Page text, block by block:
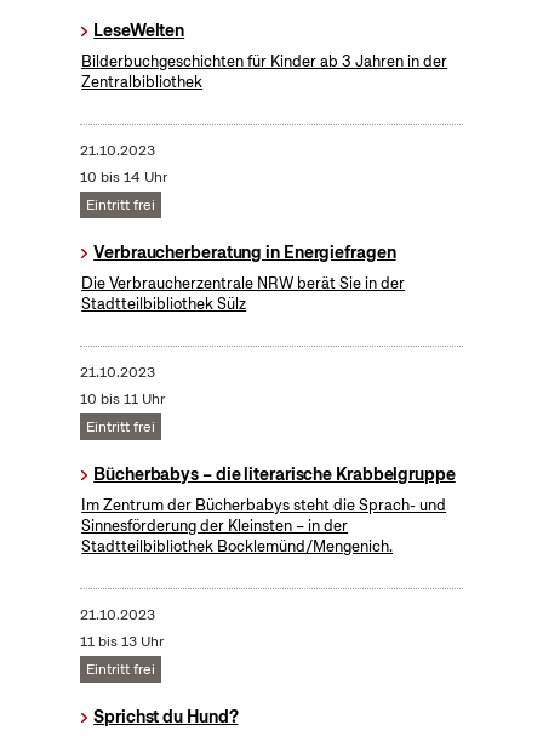
LeseWelten
Bilderbuchgeschichten für Kinder ab 3 Jahren in der
Zentralbibliothek
21.10.2023
10 bis 14 Uhr
Eintritt frei
Verbraucherberatung in Energiefragen
Die Verbraucherzentrale NRW berät Sie in der
Stadtteilbibliothek Sülz
21.10.2023
10 bis 11 Uhr
Eintritt frei
Bücherbabys – die literarische Krabbelgruppe
Im Zentrum der Bücherbabys steht die Sprach- und
Sinnesförderung der Kleinsten – in der
Stadtteilbibliothek Bocklemünd/Mengenich.
21.10.2023
11 bis 13 Uhr
Eintritt frei
Sprichst du Hund?